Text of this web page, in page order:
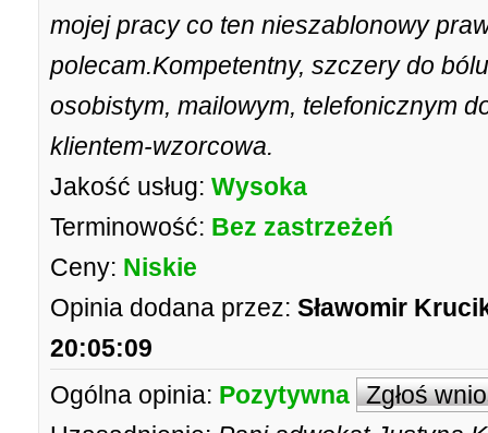
mojej pracy co ten nieszablonowy
polecam.Kompetentny, szczery do
osobistym, mailowym, telefonicznym
klientem-wzorcowa.
Jakość usług: Wysoka
Terminowość: Bez zastrzeżeń
Ceny: Niskie
Opinia dodana przez: Sławomir
20:05:09
Ogólna opinia: Pozytywna Zgłoś